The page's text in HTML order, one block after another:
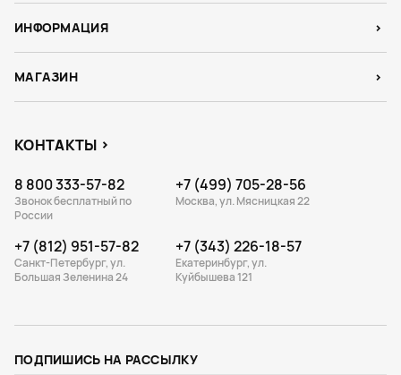
ИНФОРМАЦИЯ
МАГАЗИН
КОНТАКТЫ
8 800 333-57-82
Звонок бесплатный по
России
+7 (499) 705-28-56
Москва, ул. Мясницкая 22
+7 (812) 951-57-82
Санкт-Петербург, ул.
Большая Зеленина 24
+7 (343) 226-18-57
Екатеринбург, ул.
Куйбышева 121
ПОДПИШИСЬ НА РАССЫЛКУ